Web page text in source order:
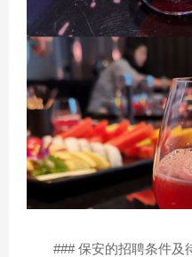
### 保安的招聘条件及